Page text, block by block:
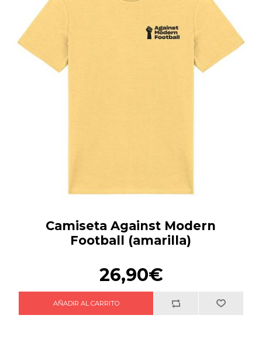
Camiseta Against Modern
Football (amarilla)
26,90€